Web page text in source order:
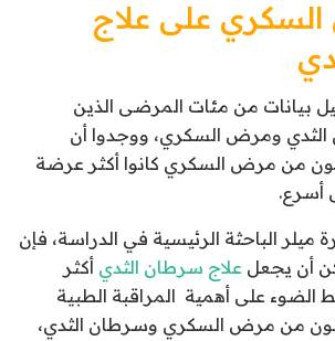
على علاج
بيانات من مئات المرضى الذين
ومرض السكري، ووجدوا أن
من مرض السكري كانوا أكثر عرضة
أسرع.
ميلر الباحثة الرئيسية في الدراسة، فإن
أن يجعل علاج سرطان الثدي أكثر
على أهمية المراقبة الطبية
من مرض السكري وسرطان الثدي،